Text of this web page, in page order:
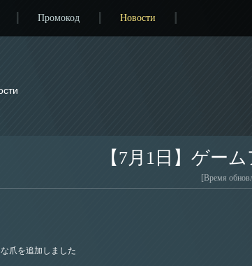
Промокод Новости
【7月1日】ゲー
[Время
爪を追加しました